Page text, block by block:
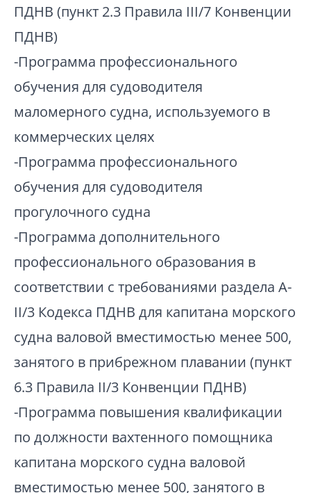
ПДНВ (пункт 2.3 Правила III/7 Конвенции
ПДНВ)
-Программа профессионального
обучения для судоводителя
маломерного судна, используемого в
коммерческих целях
-Программа профессионального
обучения для судоводителя
прогулочного судна
-Программа дополнительного
профессионального образования в
соответствии с требованиями раздела А-
II/3 Кодекса ПДНВ для капитана морского
судна валовой вместимостью менее 500,
занятого в прибрежном плавании (пункт
6.3 Правила II/3 Конвенции ПДНВ)
-Программа повышения квалификации
по должности вахтенного помощника
капитана морского судна валовой
вместимостью менее 500, занятого в